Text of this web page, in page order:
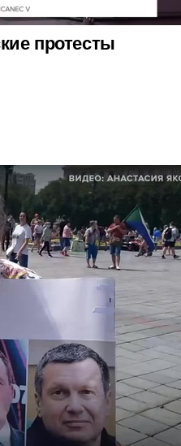
протесты